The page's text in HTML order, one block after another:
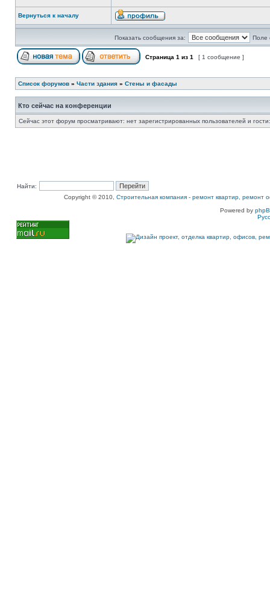
Вернуться к началу
Показать сообщения за: Поле
Страница 1 из 1 [ 1 сообщение ]
Список форумов » Части здания » Стены и фасады
Кто сейчас на конференции
Сейчас этот форум просматривают: нет зарегистрированных пользователей и
Найти:
Copyright © 2010, Строительная компания - ремонт квартир, ремонт
Powered by